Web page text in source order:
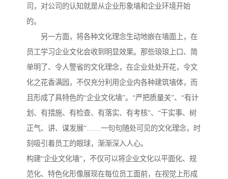
司，对公司的认知就是从企业形象墙和企业环境开始
的。
另一方面，将各种文化理念生动地嵌在墙面上，在
员工学习企业文化会收到明显效果。那些琅琅上口、简
单明了、令人警省的文化理念，在企业处处开花，令文
化之花香满园，不仅充分利用企业内各种建筑墙体，而
且形成了具特色的“企业文化墙”。“严把质量关”、“有计
划、有措施、有检查、有落实、有考核”、“干实事、树
正气、讲、谋发展”……一句句随处可见的文化理念，时
刻吸引着员工的眼球，渐渐深入人心。
构建“企业文化墙”，不仅可以将企业文化以平面化、规
范化、特色化形像展现在每位员工面前，在视觉上形成